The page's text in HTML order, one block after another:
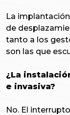
La
de
tanto a los
son las que
¿La
e invasiva?
No. El